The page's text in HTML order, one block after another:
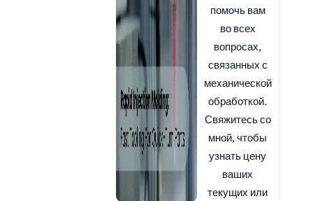
помочь вам
во всех
вопросах,
связанных с
механической
обработкой.
Свяжитесь со
мной, чтобы
узнать цену
ваших
текущих или